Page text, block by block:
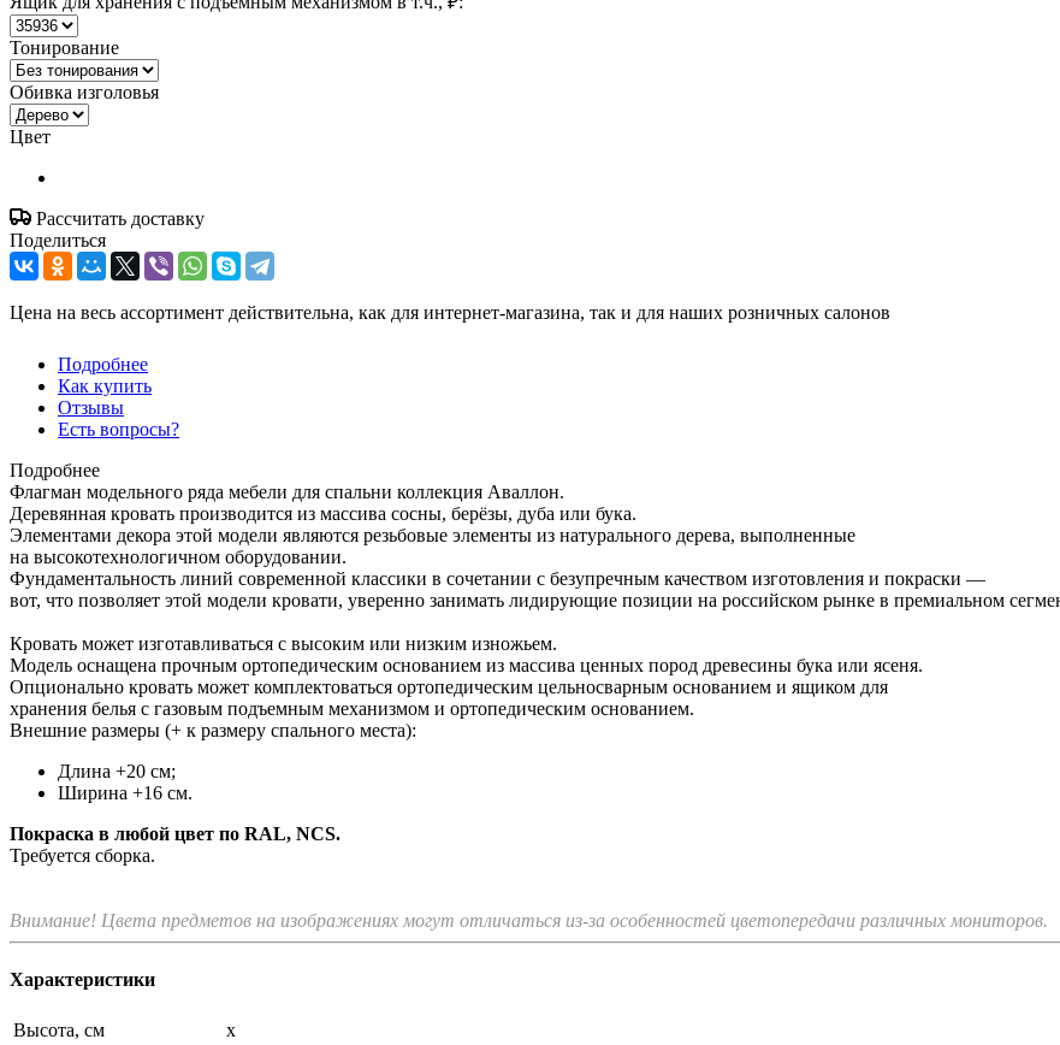
Тонирование
Обивка изголовья
Цвет
Рассчитать доставку
Поделиться
Цена на весь ассортимент действительна, как для интернет-магазина, так и для наших розничных салонов
Подробнее
Как купить
Отзывы
Есть вопросы?
Подробнее
Флагман модельного ряда мебели для спальни коллекция Аваллон.
Деревянная кровать производится из массива сосны, берёзы, дуба или бука.
Элементами декора этой модели являются резьбовые элементы из натурального дерева, выполненные
на высокотехнологичном оборудовании.
Фундаментальность линий современной классики в сочетании с безупречным качеством изготовления и покраски —
вот, что позволяет этой модели кровати, уверенно занимать лидирующие позиции на российском рынке в премиальном
Кровать может изготавливаться с высоким или низким изножьем.
Модель оснащена прочным ортопедическим основанием из массива ценных пород древесины бука или ясеня.
Опционально кровать может комплектоваться ортопедическим цельносварным основанием и ящиком для
хранения белья с газовым подъемным механизмом и ортопедическим основанием.
Внешние размеры (+ к размеру спального места):
Длина +20 см;
Ширина +16 см.
Покраска в любой цвет по RAL, NCS.
Требуется сборка.
Внимание! Цвета предметов на изображениях могут отличаться из-за особенностей цветопередачи различных мониторов.
Характеристики
Высота, см
x